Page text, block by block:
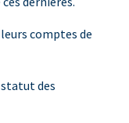
comptes de
des